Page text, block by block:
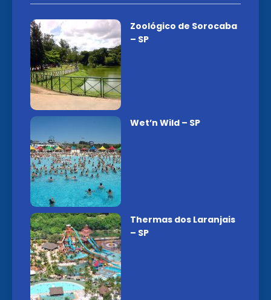
Zoológico de Sorocaba
– SP
Wet’n Wild – SP
Thermas dos Laranjais
– SP